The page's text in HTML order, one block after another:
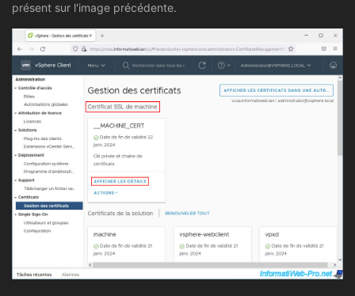
présent sur l'image précédente.